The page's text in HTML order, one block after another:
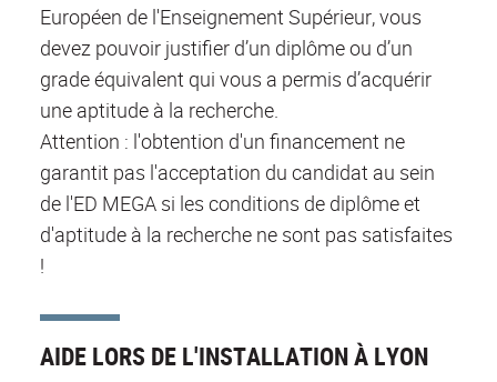
Européen de l'Enseignement Supérieur, vous
devez pouvoir justifier d’un diplôme ou d’un
grade équivalent qui vous a permis d’acquérir
une aptitude à la recherche.
Attention : l'obtention d'un financement ne
garantit pas l'acceptation du candidat au sein
de l'ED MEGA si les conditions de diplôme et
d'aptitude à la recherche ne sont pas satisfaites
!
AIDE LORS DE L'INSTALLATION À LYON